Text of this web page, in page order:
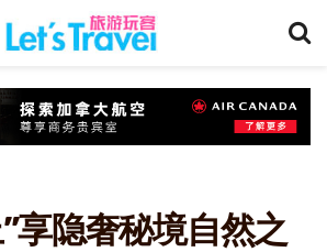
享隐奢秘境自然之